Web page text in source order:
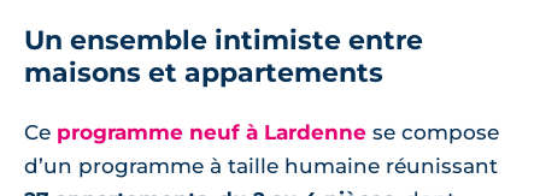
Un ensemble intimiste entre
maisons et appartements
Ce programme neuf à Lardenne se compose
d’un programme à taille humaine réunissant